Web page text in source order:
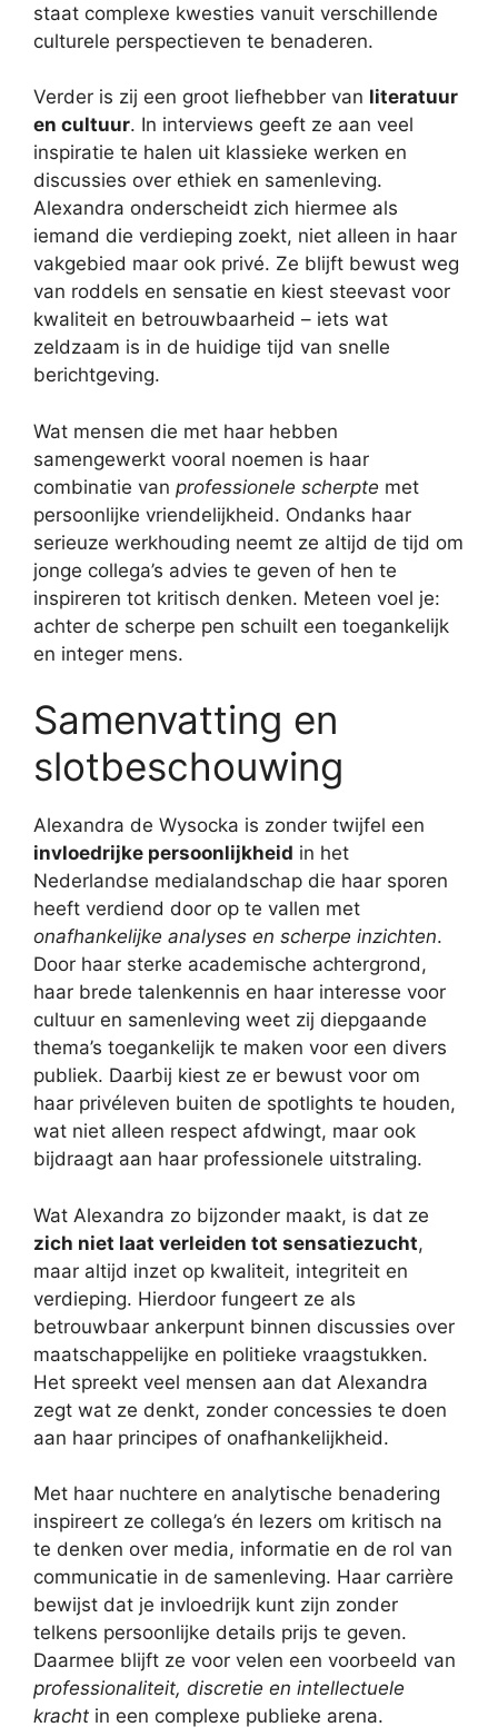
staat complexe kwesties vanuit verschillende
culturele perspectieven te benaderen.
Verder is zij een groot liefhebber van literatuur
en cultuur. In interviews geeft ze aan veel
inspiratie te halen uit klassieke werken en
discussies over ethiek en samenleving.
Alexandra onderscheidt zich hiermee als
iemand die verdieping zoekt, niet alleen in haar
vakgebied maar ook privé. Ze blijft bewust weg
van roddels en sensatie en kiest steevast voor
kwaliteit en betrouwbaarheid – iets wat
zeldzaam is in de huidige tijd van snelle
berichtgeving.
Wat mensen die met haar hebben
samengewerkt vooral noemen is haar
combinatie van professionele scherpte met
persoonlijke vriendelijkheid. Ondanks haar
serieuze werkhouding neemt ze altijd de tijd om
jonge collega’s advies te geven of hen te
inspireren tot kritisch denken. Meteen voel je:
achter de scherpe pen schuilt een toegankelijk
en integer mens.
Samenvatting en
slotbeschouwing
Alexandra de Wysocka is zonder twijfel een
invloedrijke persoonlijkheid in het
Nederlandse medialandschap die haar sporen
heeft verdiend door op te vallen met
onafhankelijke analyses en scherpe inzichten.
Door haar sterke academische achtergrond,
haar brede talenkennis en haar interesse voor
cultuur en samenleving weet zij diepgaande
thema’s toegankelijk te maken voor een divers
publiek. Daarbij kiest ze er bewust voor om
haar privéleven buiten de spotlights te houden,
wat niet alleen respect afdwingt, maar ook
bijdraagt aan haar professionele uitstraling.
Wat Alexandra zo bijzonder maakt, is dat ze
zich niet laat verleiden tot sensatiezucht,
maar altijd inzet op kwaliteit, integriteit en
verdieping. Hierdoor fungeert ze als
betrouwbaar ankerpunt binnen discussies over
maatschappelijke en politieke vraagstukken.
Het spreekt veel mensen aan dat Alexandra
zegt wat ze denkt, zonder concessies te doen
aan haar principes of onafhankelijkheid.
Met haar nuchtere en analytische benadering
inspireert ze collega’s én lezers om kritisch na
te denken over media, informatie en de rol van
communicatie in de samenleving. Haar carrière
bewijst dat je invloedrijk kunt zijn zonder
telkens persoonlijke details prijs te geven.
Daarmee blijft ze voor velen een voorbeeld van
professionaliteit, discretie en intellectuele
kracht in een complexe publieke arena.